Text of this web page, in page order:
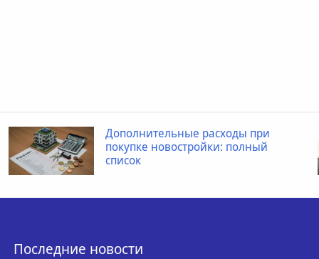
Дополнительные расходы при
покупке новостройки: полный
список
Последние новости